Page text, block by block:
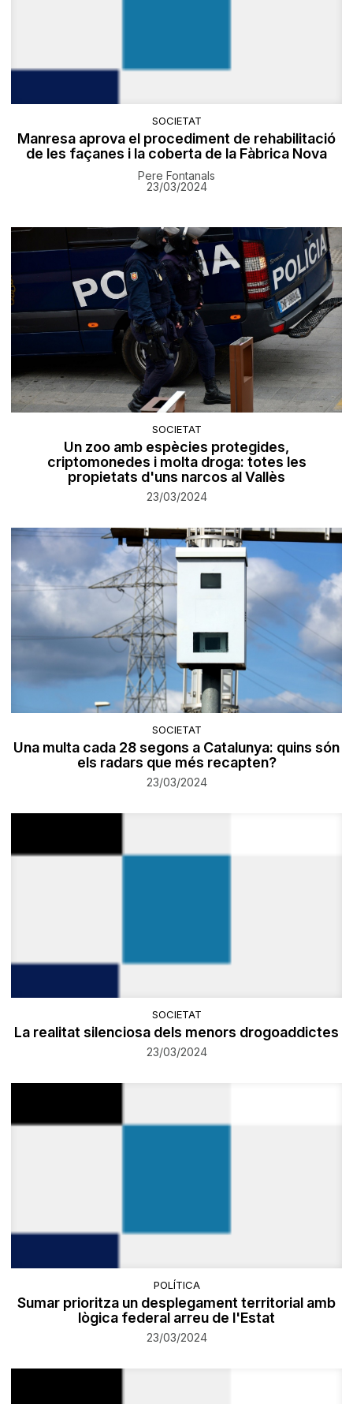
SOCIETAT
Manresa aprova el procediment de rehabilitació
de les façanes i la coberta de la Fàbrica Nova
Pere Fontanals
23/03/2024
SOCIETAT
Un zoo amb espècies protegides,
criptomonedes i molta droga: totes les
propietats d'uns narcos al Vallès
23/03/2024
SOCIETAT
Una multa cada 28 segons a Catalunya: quins són
els radars que més recapten?
23/03/2024
SOCIETAT
La realitat silenciosa dels menors drogoaddictes
23/03/2024
POLÍTICA
Sumar prioritza un desplegament territorial amb
lògica federal arreu de l'Estat
23/03/2024